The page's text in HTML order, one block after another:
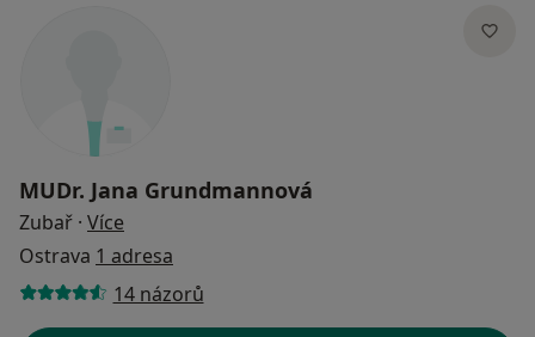
MUDr. Jana Grundmannová
Zubař · Více
Ostrava 1 adresa
14 názorů